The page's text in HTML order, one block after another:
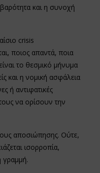
και η συνοχή
crisis
ποιος απαντά, ποια
το θεσμικό μήνυμα
και η νομική ασφάλεια
ή αντιφατικές
να ορίσουν την
αποσιώπησης. Ούτε,
ισορροπία,
γραμμή.